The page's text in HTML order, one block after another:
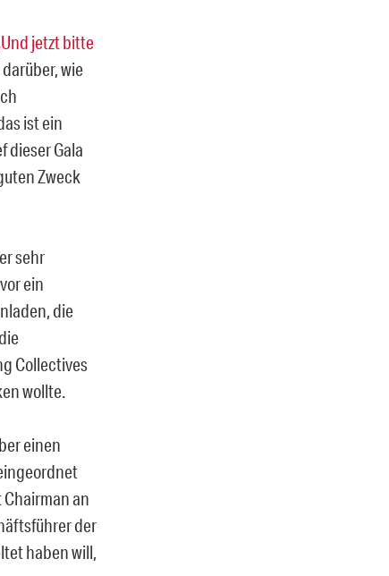
jetzt bitte
wie
ist ein
dieser Gala
Zweck
sehr
ein
die
Collectives
wollte.
einen
an
der
haben will,